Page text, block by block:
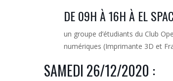
DE 09H À 16H À EL
un groupe d’étudiants du Club
numériques (Imprimante 3D et
SAMEDI 26/12/2020 :